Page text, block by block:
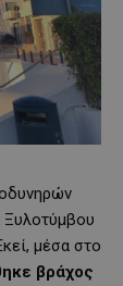
Ξυλοτύμβου
μέσα στο
βράχος